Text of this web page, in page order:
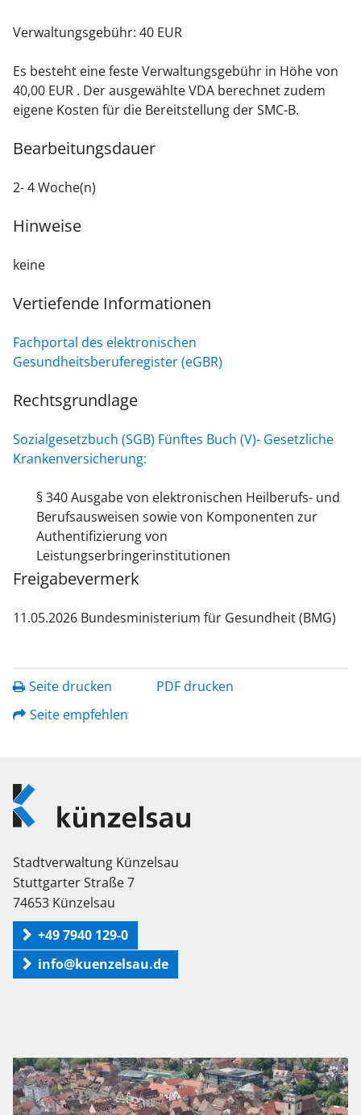
Verwaltungsgebühr: 40 EUR
Es besteht eine feste Verwaltungsgebühr in Höhe von
40,00 EUR . Der ausgewählte VDA berechnet zudem
eigene Kosten für die Bereitstellung der SMC-B.
Bearbeitungsdauer
2- 4 Woche(n)
Hinweise
keine
Vertiefende Informationen
Fachportal des elektronischen
Gesundheitsberuferegister (eGBR)
Rechtsgrundlage
Sozialgesetzbuch (SGB) Fünftes Buch (V)- Gesetzliche
Krankenversicherung:
§ 340 Ausgabe von elektronischen Heilberufs- und
Berufsausweisen sowie von Komponenten zur
Authentifizierung von
Leistungserbringerinstitutionen
Freigabevermerk
11.05.2026 Bundesministerium für Gesundheit (BMG)
Seite drucken
PDF drucken
Seite empfehlen
Logo
Künzelsau
Stadtverwaltung Künzelsau
Stuttgarter Straße 7
74653 Künzelsau
+49 7940 129-0
info@kuenzelsau.de